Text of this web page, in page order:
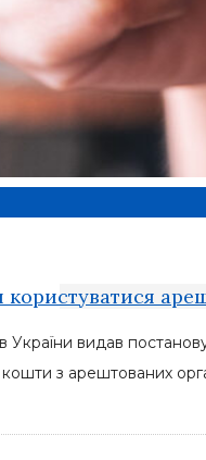
України видав
з арештованих